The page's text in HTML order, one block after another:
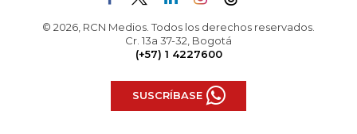
© 2026, RCN Medios. Todos los derechos reservados.
Cr. 13a 37-32, Bogotá
(+57) 1 4227600
SUSCRÍBASE